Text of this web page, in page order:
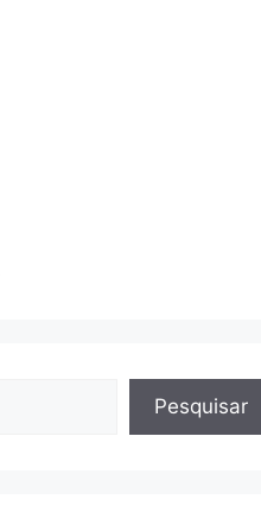
Pesquisar